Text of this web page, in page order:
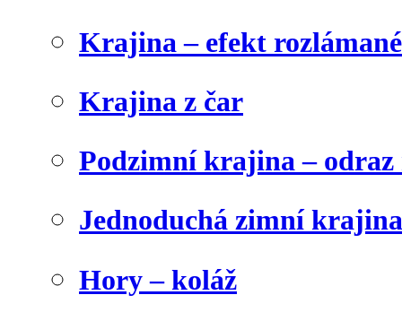
Krajina – efekt
Krajina z čar
Podzimní krajina –
Jednoduchá zimní krajina
Hory – koláž